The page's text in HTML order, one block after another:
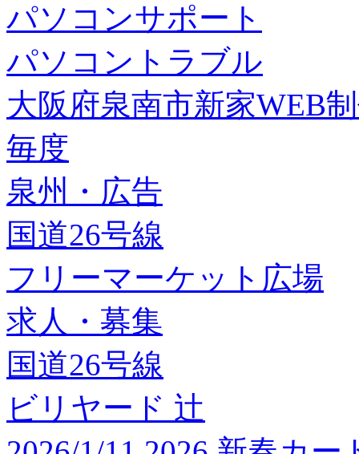
パソコンサポート
パソコントラブル
大阪府泉南市新家WEB
毎度
泉州・広告
国道26号線
フリーマーケット広場
求人・募集
国道26号線
ビリヤード 辻